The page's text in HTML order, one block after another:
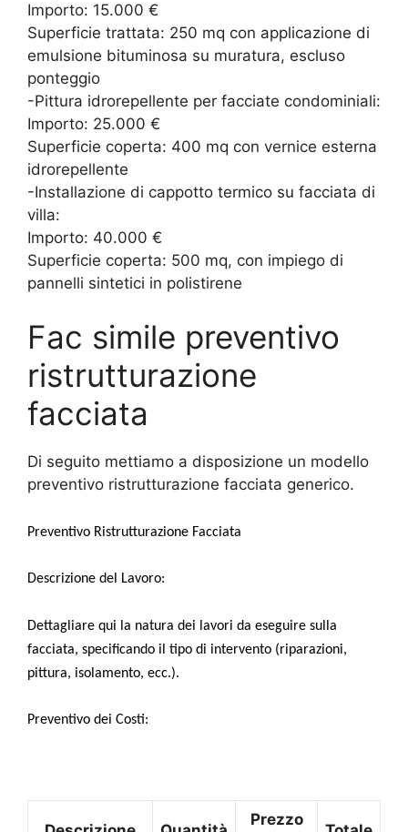
Importo: 15.000 €
Superficie trattata: 250 mq con applicazione di
emulsione bituminosa su muratura, escluso
ponteggio
-Pittura idrorepellente per facciate condominiali:
Importo: 25.000 €
Superficie coperta: 400 mq con vernice esterna
idrorepellente
-Installazione di cappotto termico su facciata di
villa:
Importo: 40.000 €
Superficie coperta: 500 mq, con impiego di
pannelli sintetici in polistirene
Fac simile preventivo
ristrutturazione
facciata
Di seguito mettiamo a disposizione un modello
preventivo ristrutturazione facciata generico.
Preventivo Ristrutturazione Facciata
Descrizione del Lavoro:
Dettagliare qui la natura dei lavori da eseguire sulla
facciata, specificando il tipo di intervento (riparazioni,
pittura, isolamento, ecc.).
Preventivo dei Costi:
Prezzo